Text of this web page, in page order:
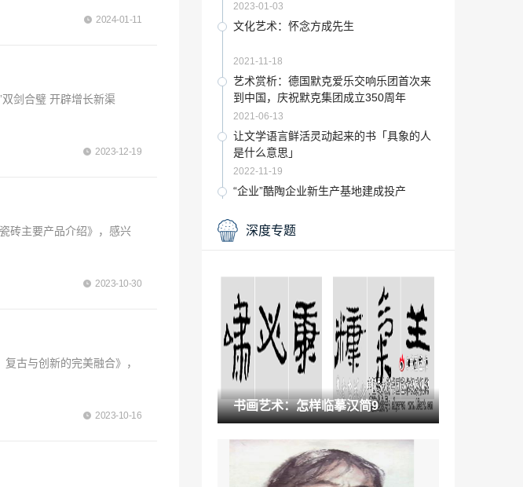
2024-01-11
剑合璧 开辟增长新渠
2023-12-19
砖主要产品介绍》，感兴
2023-10-30
古与创新的完美融合》，
2023-10-16
2023-01-03
文化艺术：怀念方成先生
2021-11-18
艺术赏析：德国默克爱乐交响乐团首次来
到中国，庆祝默克集团成立350周年
2021-06-13
让文学语言鲜活灵动起来的书「具象的人
是什么意思」
2022-11-19
“企业”酷陶企业新生产基地建成投产
2022-09-16
收藏要点：全国美展中国画观后随想
2021-09-30
2021年长沙县中考时间「长沙县中考方
案」
2022-11-23
在瓷盘画上漂亮的图案 都舍不得拿来装食
物了吗「小瓷盘图片」
2022-11-18
课文《捞铁牛》「小学课本里牛的文章」
深度专题
书画艺术：怎样临摹汉简9